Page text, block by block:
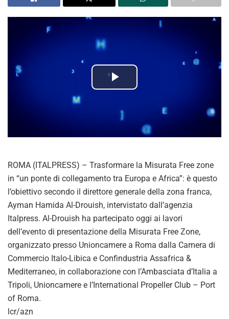
P
a
V
i
d
e
o
ROMA (ITALPRESS) – Trasformare la Misurata Free zone
in “un ponte di collegamento tra Europa e Africa”: è questo
l’obiettivo secondo il direttore generale della zona franca,
Ayman Hamida Al-Drouish, intervistato dall’agenzia
Italpress. Al-Drouish ha partecipato oggi ai lavori
dell’evento di presentazione della Misurata Free Zone,
organizzato presso Unioncamere a Roma dalla Camera di
Commercio Italo-Libica e Confindustria Assafrica &
Mediterraneo, in collaborazione con l’Ambasciata d’Italia a
Tripoli, Unioncamere e l’International Propeller Club – Port
of Roma.
lcr/azn